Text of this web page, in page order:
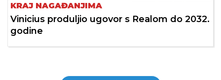
KRAJ NAGAĐANJIMA
Vinicius produljio ugovor s Realom do 2032.
godine